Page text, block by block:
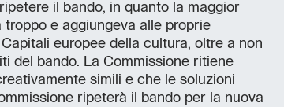
il bando, in quanto la maggior
e aggiungeva alle proprie
europee della cultura, oltre a non
del bando. La Commissione ritiene
simili e che le soluzioni
ripeterà il bando per la nuova